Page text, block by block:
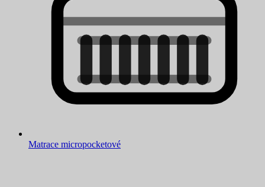
Matrace micropocketové